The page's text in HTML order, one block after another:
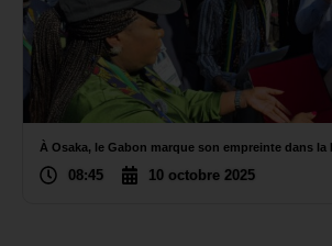
À Osaka, le Gabon marque son empreinte dans
08:45 10 octobre 2025